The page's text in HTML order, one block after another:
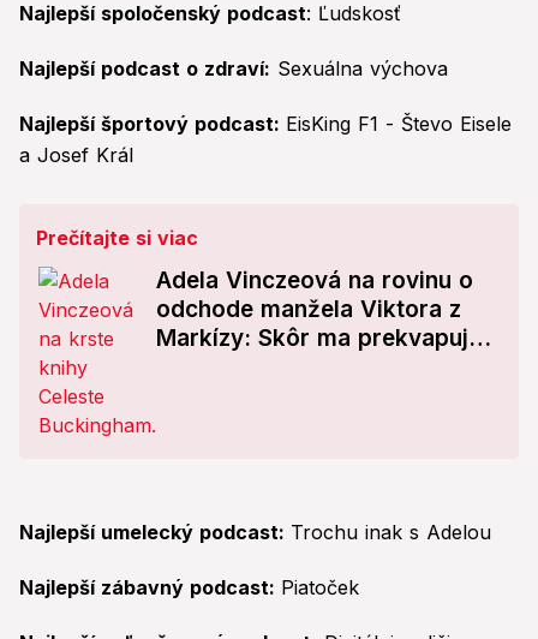
Najlepší spoločenský podcast: Ľudskosť
Najlepší podcast o zdraví: Sexuálna výchova
Najlepší športový podcast: EisKing F1 - Števo Eisele
a Josef Král
Prečítajte si viac
Adela Vinczeová na rovinu o
odchode manžela Viktora z
Markízy: Skôr ma prekvapuje,
Najlepší umelecký podcast: Trochu inak s Adelou
Najlepší zábavný podcast: Piatoček